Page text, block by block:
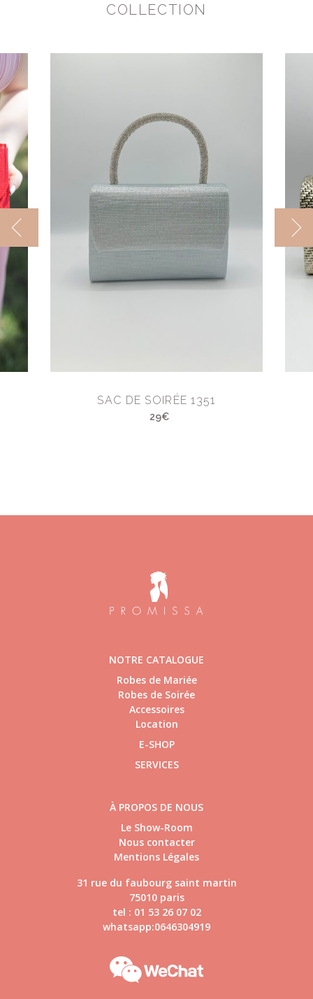
COLLECTION
SAC DE SOIRÉE 1351
29€
NOTRE CATALOGUE
Robes de Mariée
Robes de Soirée
Accessoires
Location
E-SHOP
SERVICES
À PROPOS DE NOUS
Le Show-Room
Nous contacter
Mentions Légales
31 rue du faubourg saint martin
75010 paris
tel : 01 53 26 07 02
whatsapp:0646304919